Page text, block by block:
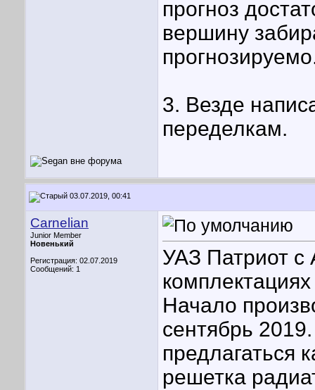
прогноз
вершину
3. Везде
переделкам.
03.07.2019, 00:41
Carnelian
Junior Member
Новенький
Регистрация: 02.07.2019
Сообщений: 1
УАЗ Патриот с
Начало
сентябрь
предлагаться
решетка